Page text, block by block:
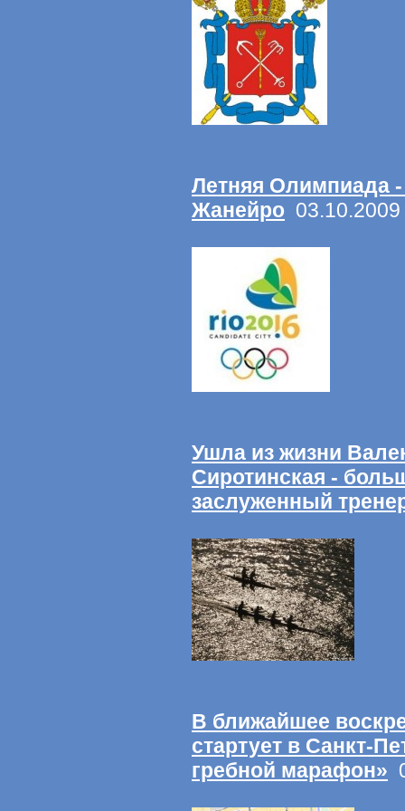
Летняя Олимпиада
Жанейро
Ушла из жизни
Сиротинская -
заслуженный
В ближайшее
стартует в Санкт-
гребной марафон»